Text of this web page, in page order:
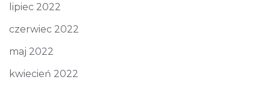
lipiec 2022
czerwiec 2022
maj 2022
kwiecień 2022